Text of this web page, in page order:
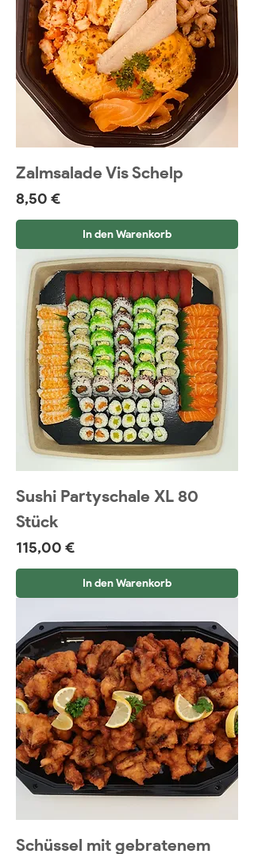
Zalmsalade Vis Schelp
Preis
8,50 €
In den Warenkorb
Sushi Partyschale XL 80
Stück
Preis
115,00 €
In den Warenkorb
Schüssel mit gebratenem